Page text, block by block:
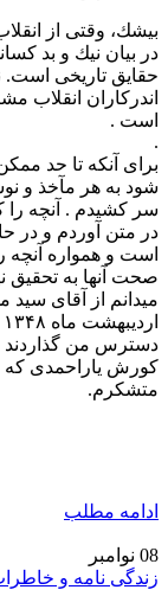
بيشك، وقتی از
در بيان نيك و بد
حقایق تاریخی
اندرکاران انقلاب
است .
.
برای آنکه تا حد
شود به هر مآخذ و
سر کشیدم . آنچه
در متن آوردم و در
است و همواره آنچه
صحت آنها به تحقیق
دسترس من گذاردند
کورش یاراحمدی که
متشکرم.
ادامه مطلب
08 نوامبر
زندگی نامه و